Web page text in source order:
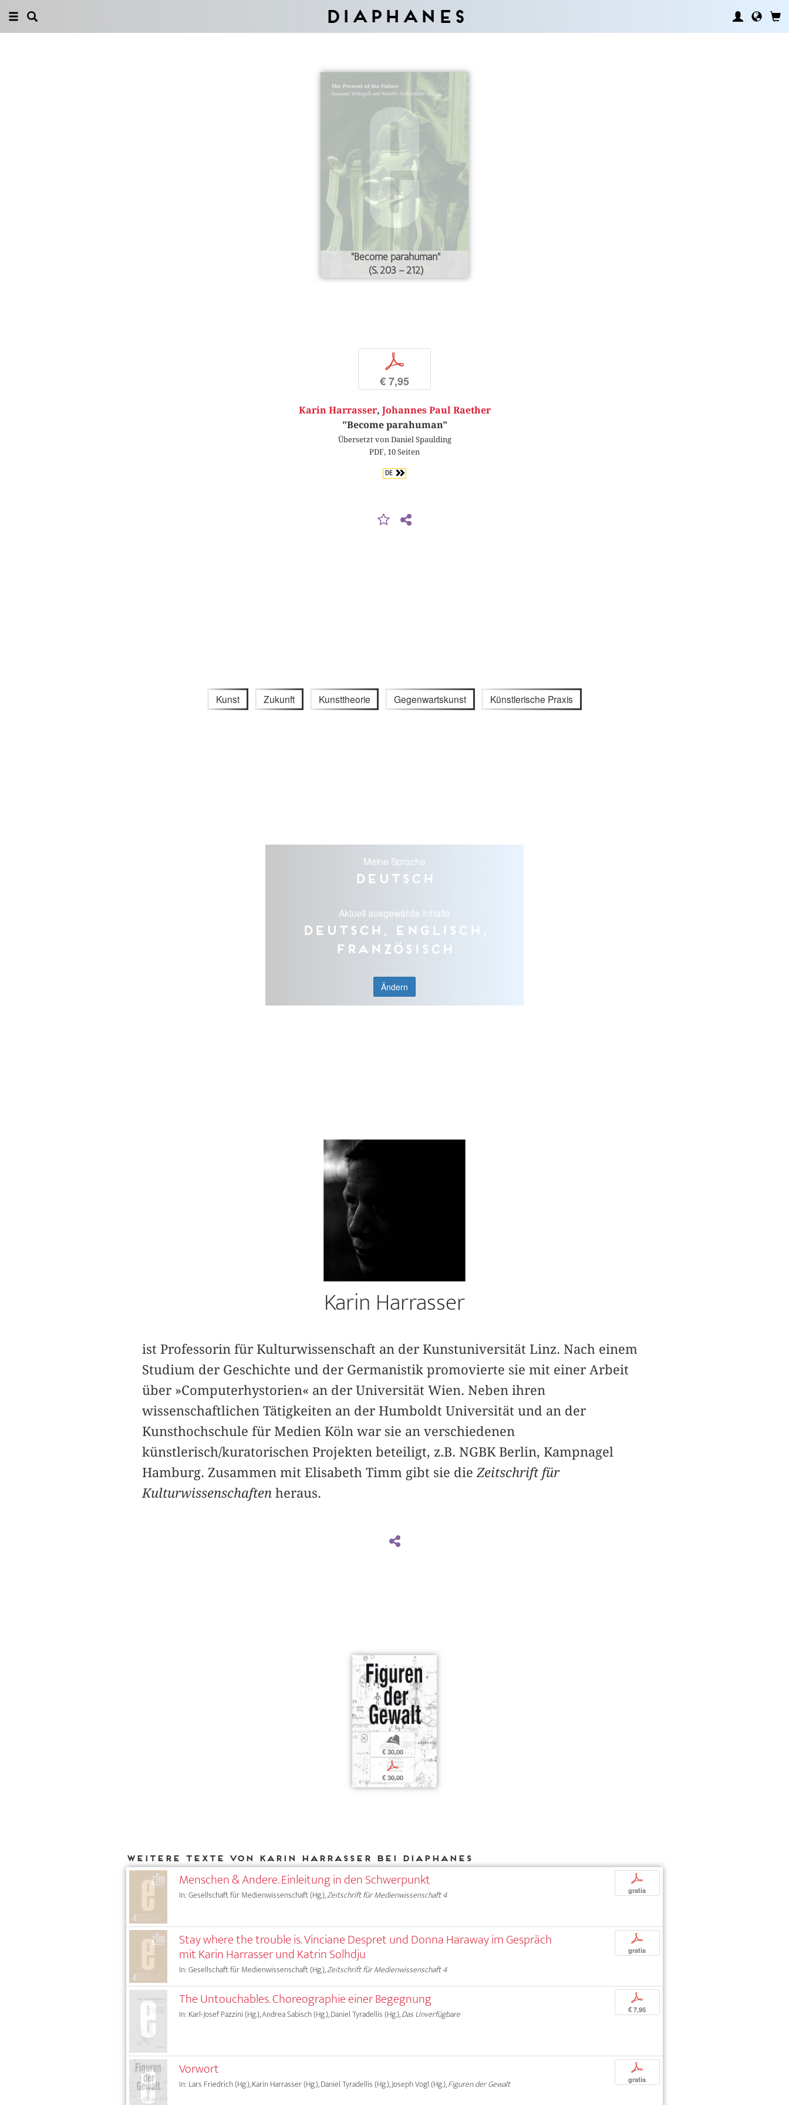
Diaphanes
"Become parahuman"
(S. 203 – 212)
p
€ 7,95
Karin Harrasser, Johannes Paul Raether
"Become parahuman"
Übersetzt von Daniel Spaulding
PDF, 10 Seiten
DE
Kunst Zukunft Kunsttheorie Gegenwartskunst Künstlerische Praxis
Meine Sprache
Deutsch
Aktuell ausgewählte Inhalte
Deutsch, Englisch,
Französisch
Ändern
Karin Harrasser
ist Professorin für Kulturwissenschaft an der Kunstuniversität Linz. Nach einem
Studium der Geschichte und der Germanistik promovierte sie mit einer Arbeit
über »Computerhystorien« an der Universität Wien. Neben ihren
wissenschaftlichen Tätigkeiten an der Humboldt Universität und an der
Kunsthochschule für Medien Köln war sie an verschiedenen
künstlerisch/kuratorischen Projekten beteiligt, z.B. NGBK Berlin, Kampnagel
Hamburg. Zusammen mit Elisabeth Timm gibt sie die Zeitschrift für
Kulturwissenschaftenheraus.
b
€ 30,00
p
€ 30,00
Weitere Texte von Karin Harrasser bei DIAPHANES
Menschen & Andere. Einleitung in den Schwerpunkt
In: Gesellschaft für Medienwissenschaft (Hg.),Zeitschrift für Medienwissenschaft 4
p
gratis
Stay where the trouble is. Vinciane Despret und Donna Haraway im Gespräch
mit Karin Harrasser und Katrin Solhdju
In: Gesellschaft für Medienwissenschaft (Hg.),Zeitschrift für Medienwissenschaft 4
p
gratis
The Untouchables. Choreographie einer Begegnung
In: Karl-Josef Pazzini (Hg.), Andrea Sabisch (Hg.), Daniel Tyradellis (Hg.),Das Unverfügbare
p
€ 7,95
Vorwort
In: Lars Friedrich (Hg.), Karin Harrasser (Hg.), Daniel Tyradellis (Hg.), Joseph Vogl (Hg.),Figuren der Gewalt
p
gratis